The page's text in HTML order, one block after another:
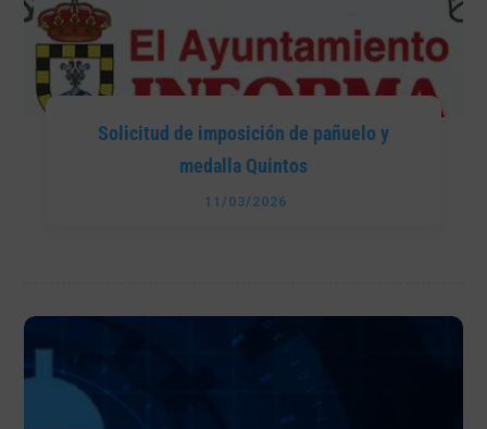
Solicitud de imposición de pañuelo y
medalla Quintos
11/03/2026